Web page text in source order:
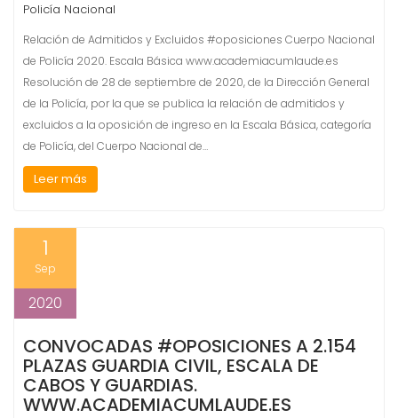
Policía Nacional
Relación de Admitidos y Excluidos #oposiciones Cuerpo Nacional
de Policía 2020. Escala Básica www.academiacumlaude.es
Resolución de 28 de septiembre de 2020, de la Dirección General
de la Policía, por la que se publica la relación de admitidos y
excluidos a la oposición de ingreso en la Escala Básica, categoría
de Policía, del Cuerpo Nacional de…
Leer más
1
Sep
2020
CONVOCADAS #OPOSICIONES A 2.154
PLAZAS GUARDIA CIVIL, ESCALA DE
CABOS Y GUARDIAS.
WWW.ACADEMIACUMLAUDE.ES